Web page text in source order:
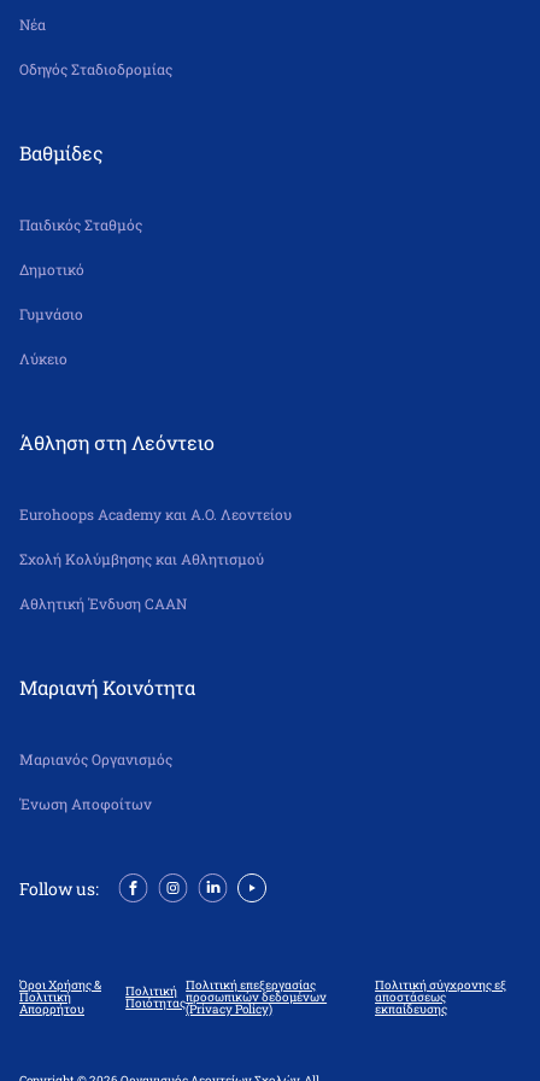
Νέα
Οδηγός Σταδιοδρομίας
Βαθμίδες
Παιδικός Σταθμός
Δημοτικό
Γυμνάσιο
Λύκειο
Άθληση στη Λεόντειο
Eurohoops Academy και Α.Ο. Λεοντείου
Σχολή Κολύμβησης και Αθλητισμού
Αθλητική Ένδυση CAAN
Μαριανή Κοινότητα
Μαριανός Οργανισμός
Ένωση Αποφοίτων
Follow us:
Όροι Χρήσης &
Πολιτική
Απορρήτου
Πολιτική
Ποιότητας
Πολιτική επεξεργασίας
προσωπικών δεδομένων
(Privacy Policy)
Πολιτική σύγχρονης εξ
αποστάσεως
εκπαίδευσης